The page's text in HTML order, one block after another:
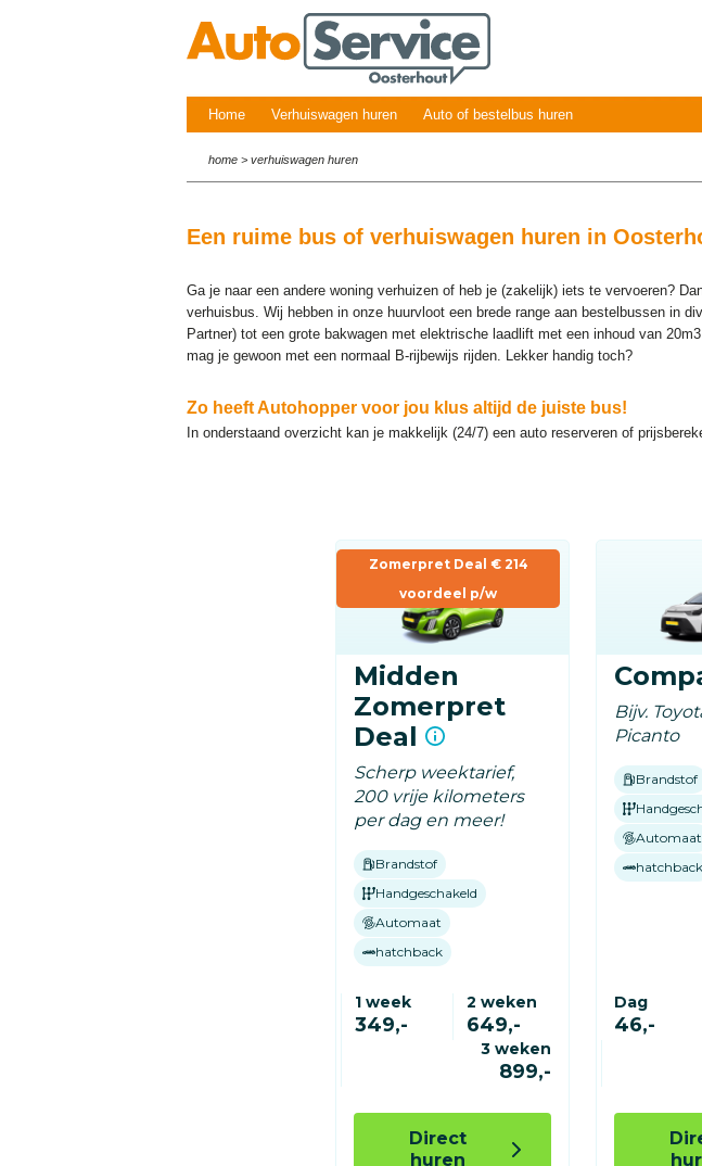
Home Verhuiswagen huren Auto of bestelbus huren
home > verhuiswagen huren
Een ruime bus of verhuiswagen huren in
Ga je naar een andere woning verhuizen of heb je (zakelijk) iets te vervoeren?
verhuisbus. Wij hebben in onze huurvloot een brede range aan bestelbussen in
Partner) tot een grote bakwagen met elektrische laadlift met een inhoud van
mag je gewoon met een normaal B-rijbewijs rijden. Lekker handig toch?
Zo heeft Autohopper voor jou klus altijd de juiste bus!
In onderstaand overzicht kan je makkelijk (24/7) een auto reserveren of